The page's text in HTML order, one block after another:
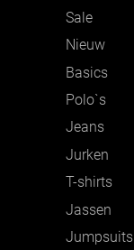
Sale
Nieuw
Basics
Polo`s
Jeans
Jurken
T-shirts
Jassen
Jumpsuits